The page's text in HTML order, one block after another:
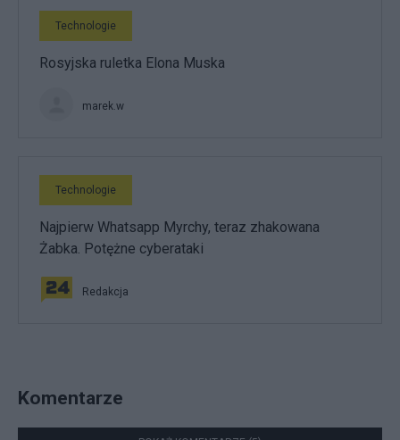
Technologie
Rosyjska ruletka Elona Muska
marek.w
Technologie
Najpierw Whatsapp Myrchy, teraz zhakowana
Żabka. Potężne cyberataki
Redakcja
Komentarze